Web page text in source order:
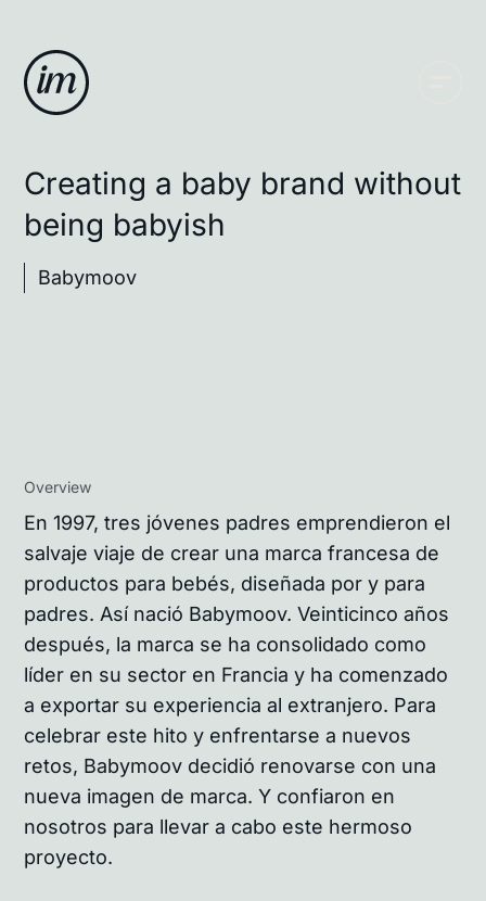
Creating a baby brand without
being babyish
Babymoov
Overview
En 1997, tres jóvenes padres emprendieron el
salvaje viaje de crear una marca francesa de
productos para bebés, diseñada por y para
padres. Así nació Babymoov. Veinticinco años
después, la marca se ha consolidado como
líder en su sector en Francia y ha comenzado
a exportar su experiencia al extranjero. Para
celebrar este hito y enfrentarse a nuevos
retos, Babymoov decidió renovarse con una
nueva imagen de marca. Y confiaron en
nosotros para llevar a cabo este hermoso
proyecto.